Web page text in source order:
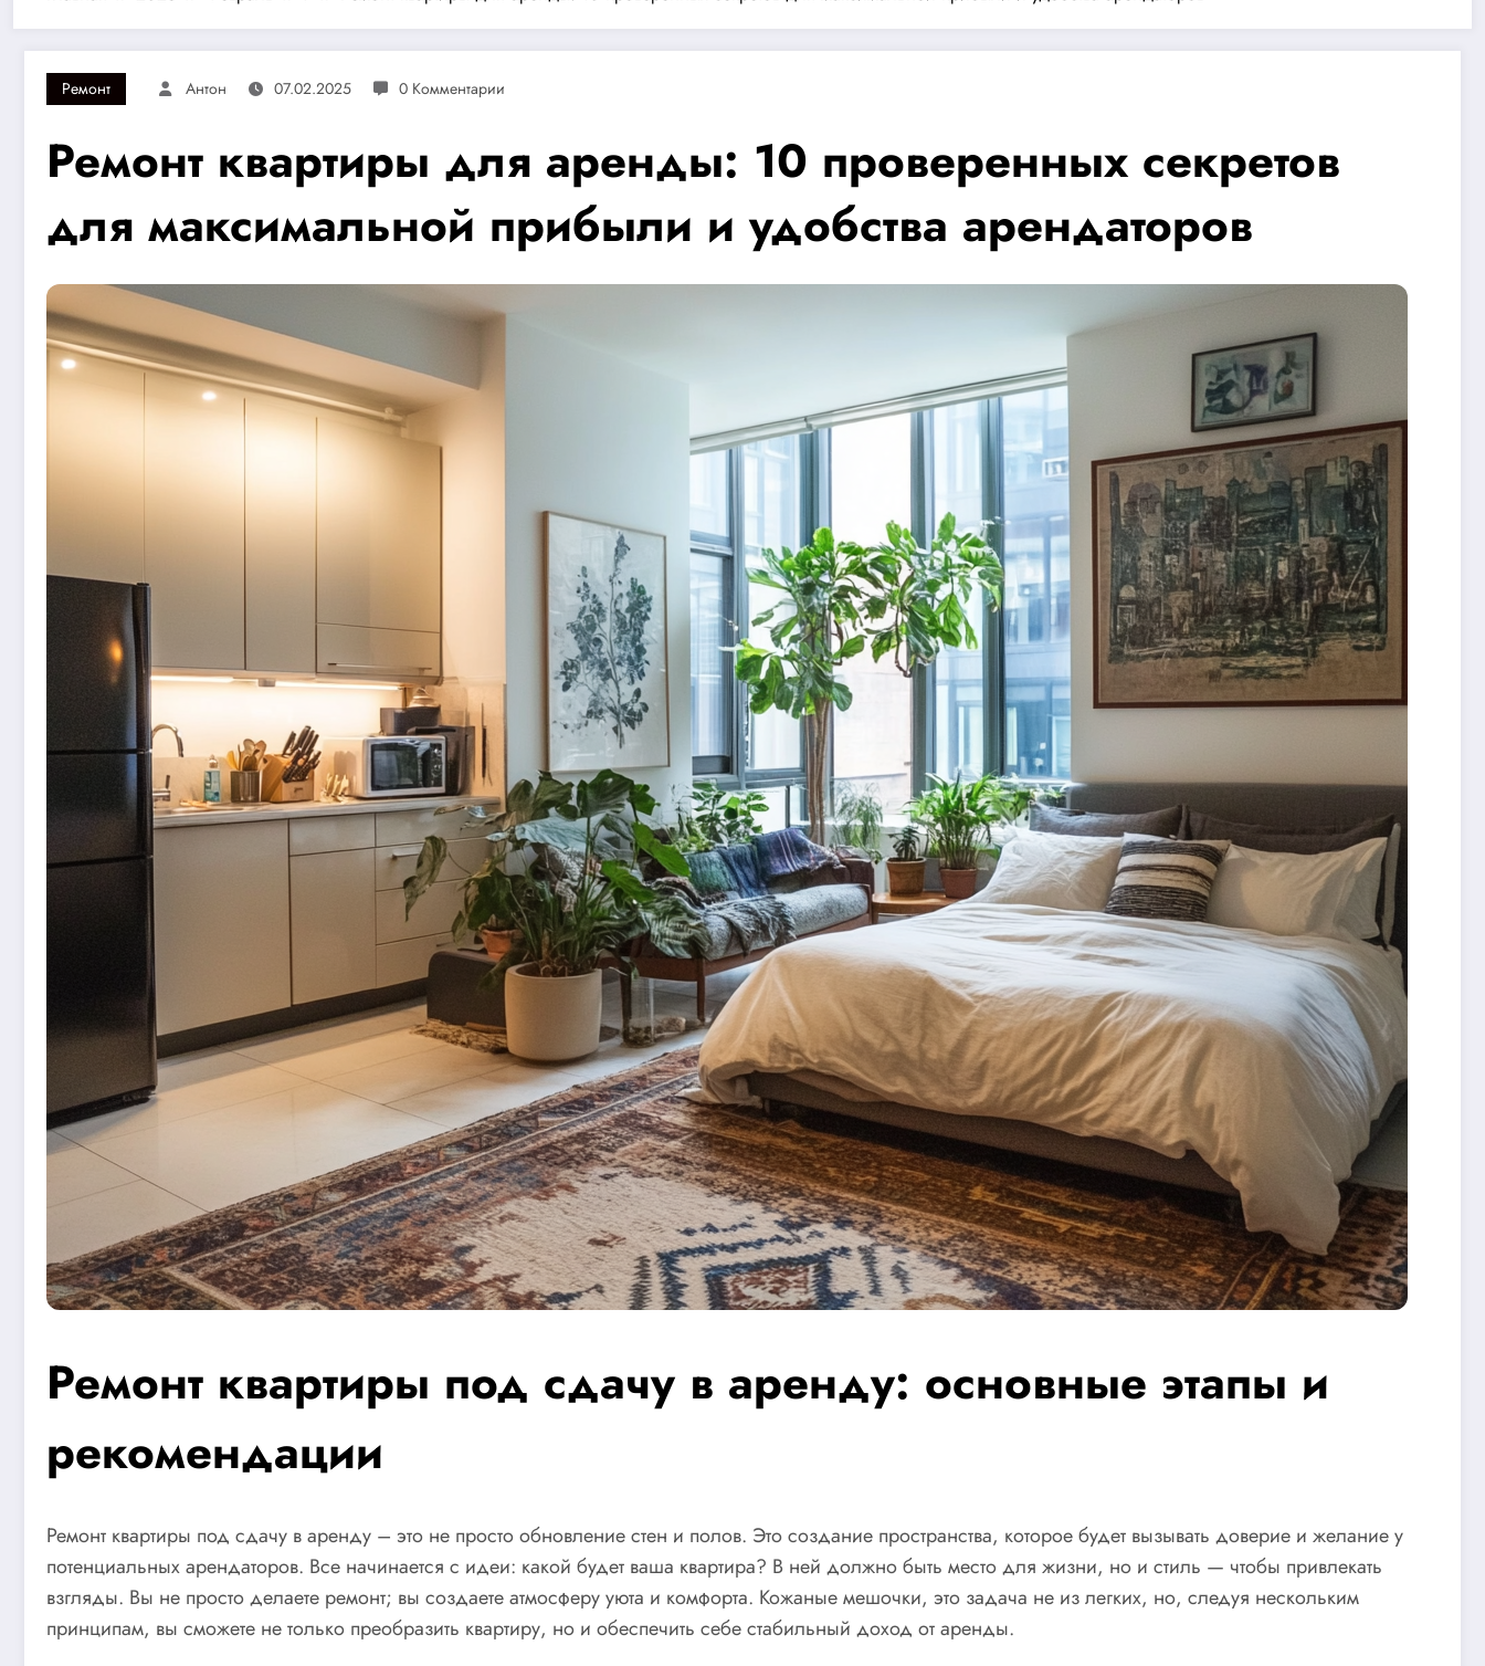
Ремонт Антон 07.02.2025 0 Комментарии
Ремонт квартиры для аренды: 10 проверенных секретов
для максимальной прибыли и удобства арендаторов
Ремонт квартиры под сдачу в аренду: основные этапы и
рекомендации
Ремонт квартиры под сдачу в аренду – это не просто обновление стен и полов. Это создание пространства, которое будет вызывать доверие и желание у
потенциальных арендаторов. Все начинается с идеи: какой будет ваша квартира? В ней должно быть место для жизни, но и стиль — чтобы привлекать
взгляды. Вы не просто делаете ремонт; вы создаете атмосферу уюта и комфорта. Кожаные мешочки, это задача не из легких, но, следуя нескольким
принципам, вы сможете не только преобразить квартиру, но и обеспечить себе стабильный доход от аренды.